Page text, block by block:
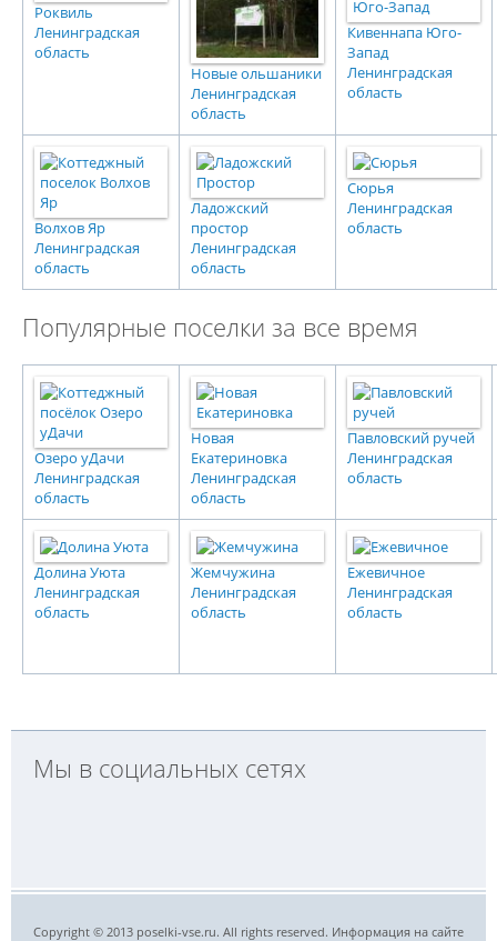
Роквиль
Ленинградская
область
Новые ольшаники
Ленинградская
область
Кивеннапа Юго-
Запад
Ленинградская
область
Волхов Яр
Ленинградская
область
Ладожский
простор
Ленинградская
область
Сюрья
Ленинградская
область
Популярные поселки за все время
Озеро уДачи
Ленинградская
область
Новая
Екатериновка
Ленинградская
область
Павловский ручей
Ленинградская
область
Долина Уюта
Ленинградская
область
Жемчужина
Ленинградская
область
Ежевичное
Ленинградская
область
Мы в социальных сетях
Copyright © 2013 poselki-vse.ru. All rights reserved. Информация на сайте